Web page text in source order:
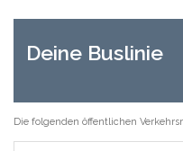
Deine Buslinie
Die folgenden öffentlichen